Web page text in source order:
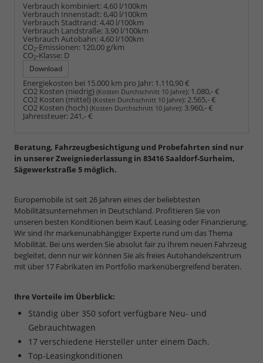
Verbrauch kombiniert:4,60 l/100km
Verbrauch Innenstadt: 6,40 l/100km
Verbrauch Stadtrand:4,40 l/100km
Verbrauch Landstraße: 3,90 l/100km
Verbrauch Autobahn:4,60 l/100km
CO2-Emissionen: 120,00 g/km
CO2-Klasse: D
Download
Energiekosten bei 15.000 km pro Jahr: 1.110,90 €
CO2 Kosten (niedrig) (Kosten Durchschnitt 10 Jahre): 1.080,- €
CO2 Kosten (mittel) (Kosten Durchschnitt 10 Jahre):2.565,- €
CO2 Kosten (hoch) (Kosten Durchschnitt 10 Jahre): 3.960,- €
Jahressteuer:241,- €
Beratung, Fahrzeugbesichtigung und Probefahrten sind nur
in unserer Zweigniederlassung in 83416 Saaldorf-Surheim,
Sägewerkstraße 5 möglich.
Europemobile ist seit 26 Jahren eines der beliebtesten
Mobilitätsunternehmen in Deutschland. Profitieren Sie von
unseren besten Konditionen beim Kauf, Leasing oder Finanzierung.
Wir sind Ihr markenunabhängiger Experte rund um das Thema
Mobilität. Bei uns werden Sie absolut fair zu Ihrem neuen Fahrzeug
begleitet, denn nur wir können Sie als freies Autohandelszentrum
mit über 17 Fabrikaten im Portfolio markenübergreifend beraten.
Ihre Vorteile im Überblick:
Ständig über 350 sofort verfügbare Neu- und
Gebrauchtwagen
17 verschiedene Hersteller unter einem Dach.
Top-Leasingkonditionen